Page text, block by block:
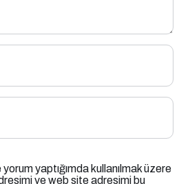
yaptığımda kullanılmak üzere
ve web site adresimi bu